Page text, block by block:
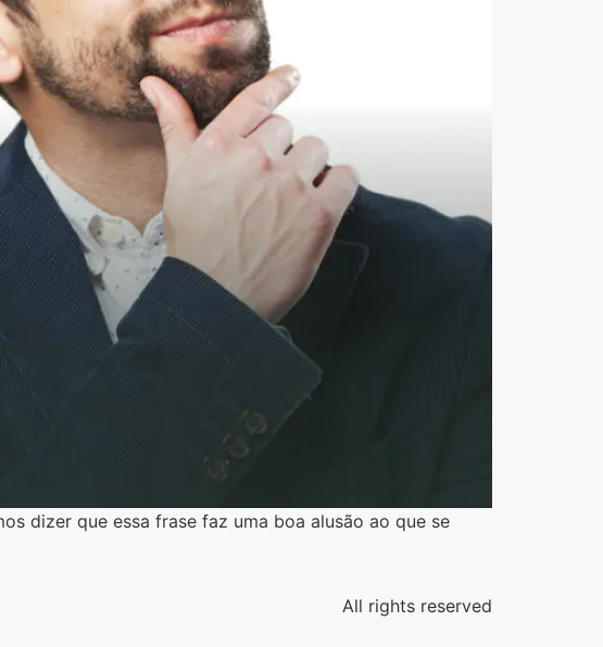
dizer que essa frase faz uma boa alusão ao que se
All rights reserved